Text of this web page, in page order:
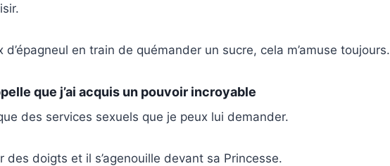
d’épagneul en train de quémander un sucre, cela m’amuse toujours.
que j’ai acquis un pouvoir incroyable
des services sexuels que je peux lui demander.
des doigts et il s’agenouille devant sa Princesse.